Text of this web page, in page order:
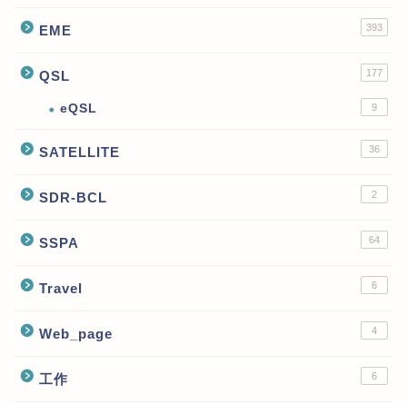
EME 393
QSL 177
eQSL 9
SATELLITE 36
SDR-BCL 2
SSPA 64
Travel 6
Web_page 4
工作 6